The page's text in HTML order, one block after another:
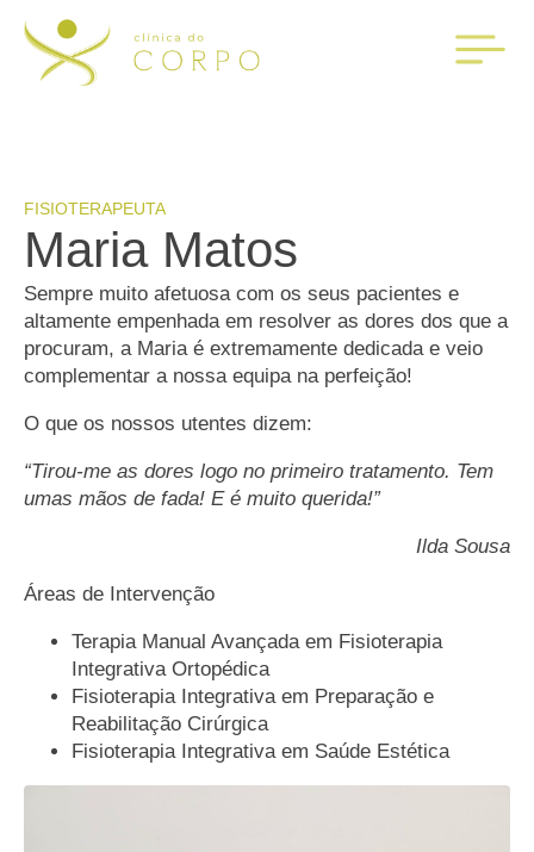
FISIOTERAPEUTA
Maria Matos
Sempre muito afetuosa com os seus pacientes e
altamente empenhada em resolver as dores dos que a
procuram, a Maria é extremamente dedicada e veio
complementar a nossa equipa na perfeição!
O que os nossos utentes dizem:
“Tirou-me as dores logo no primeiro tratamento. Tem
umas mãos de fada! E é muito querida!”
Ilda Sousa
Áreas de Intervenção
Terapia Manual Avançada em Fisioterapia
Integrativa Ortopédica
Fisioterapia Integrativa em Preparação e
Reabilitação Cirúrgica
Fisioterapia Integrativa em Saúde Estética